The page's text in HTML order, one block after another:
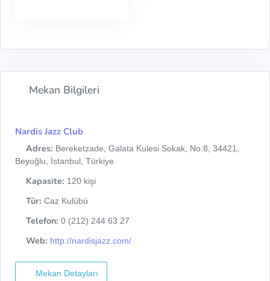
Mekan Bilgileri
Nardis Jazz Club
Adres: Bereketzade, Galata Kulesi Sokak, No:8, 34421,
Beyoğlu, İstanbul, Türkiye
Kapasite: 120 kişi
Tür: Caz Kulübü
Telefon: 0 (212) 244 63 27
Web: http://nardisjazz.com/
Mekan Detayları